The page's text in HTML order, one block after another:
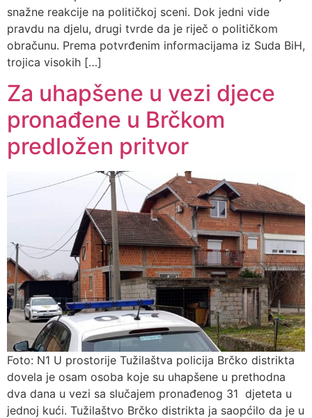
snažne reakcije na političkoj sceni. Dok jedni vide
pravdu na djelu, drugi tvrde da je riječ o političkom
obračunu. Prema potvrđenim informacijama iz Suda BiH,
trojica visokih […]
Za uhapšene u vezi djece
pronađene u Brčkom
predložen pritvor
Foto: N1 U prostorije Tužilaštva policija Brčko distrikta
dovela je osam osoba koje su uhapšene u prethodna
dva dana u vezi sa slučajem pronađenog 31 djeteta u
jednoj kući. Tužilaštvo Brčko distrikta ja saopćilo da je u